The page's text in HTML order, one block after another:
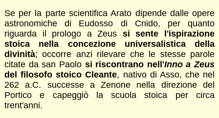
Se per la parte scientifica Arato dipende dalle opere
astronomiche di Eudosso di Cnido, per quanto
riguarda il prologo a Zeus si sente l'ispirazione
stoica nella concezione universalistica della
divinità; occorre anzi rilevare che le stesse parole
citate da san Paolo si riscontrano nell'Inno a Zeus
del filosofo stoico Cleante, nativo di Asso, che nel
262 a.C. successe a Zenone nella direzione del
Portico e capeggiò la scuola stoica per circa
trent'anni.